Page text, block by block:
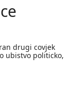
drugi covjek
ubistvo politicko,